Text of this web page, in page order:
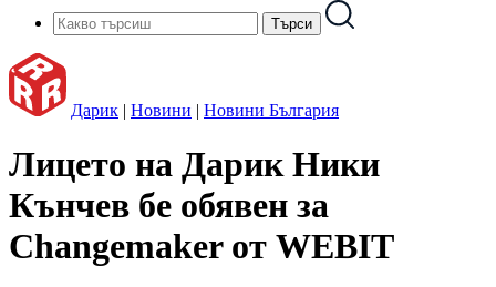
Дарик | Новини | Новини България
Лицето на Дарик Ники
Кънчев бе обявен за
Changemaker от WEBIT